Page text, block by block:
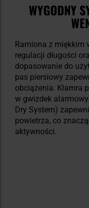
WYGODNY
Ramiona z miękkim
regulacji długości
dopasowanie do
pas piersiowy
obciążenia. Klamra
w gwizdek alarmowy.
Dry System)
powietrza, co
aktywności.